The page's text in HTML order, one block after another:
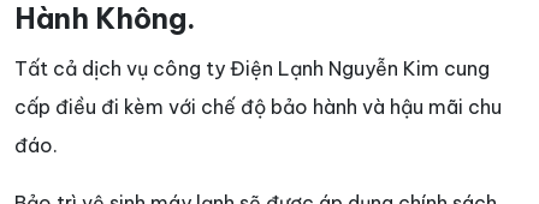
Hành Không.
Tất cả dịch vụ công ty Điện Lạnh Nguyễn Kim cung
cấp điều đi kèm với chế độ bảo hành và hậu mãi chu
đáo.